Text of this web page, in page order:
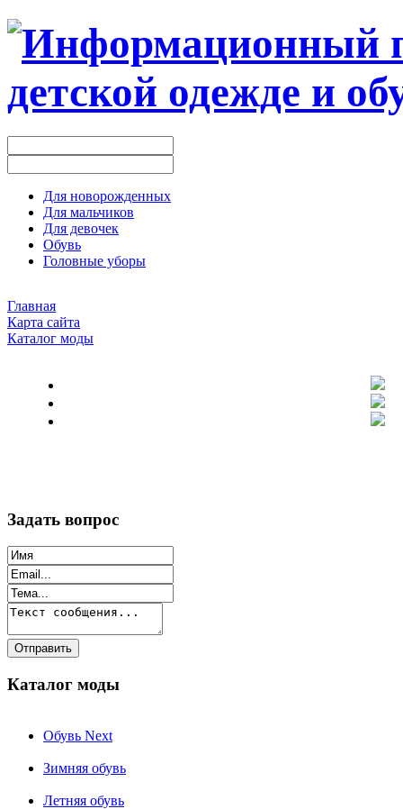
Для новорожденных
Для мальчиков
Для девочек
Обувь
Головные уборы
Главная
Карта сайта
Каталог моды
Задать вопрос
Каталог моды
Обувь Next
Зимняя обувь
Летняя обувь